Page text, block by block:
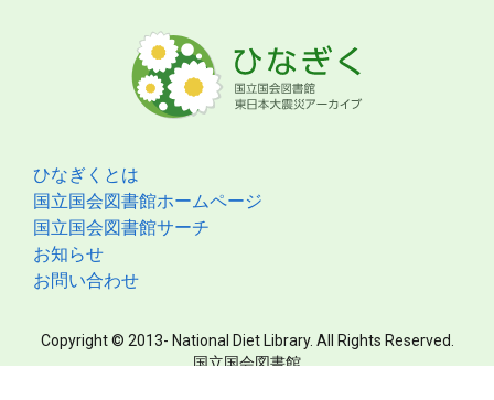
ひなぎくとは
国立国会図書館ホームページ
国立国会図書館サーチ
お知らせ
お問い合わせ
Copyright © 2013- National Diet Library. All Rights Reserved.